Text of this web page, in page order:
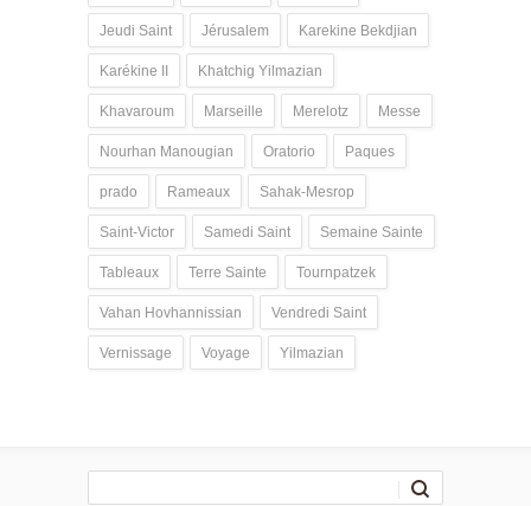
Jeudi Saint Jérusalem Karekine Bekdjian
Karékine II Khatchig Yilmazian
Khavaroum Marseille Merelotz Messe
Nourhan Manougian Oratorio Paques
prado Rameaux Sahak-Mesrop
Saint-Victor Samedi Saint Semaine Sainte
Tableaux Terre Sainte Tournpatzek
Vahan Hovhannissian Vendredi Saint
Vernissage Voyage Yilmazian